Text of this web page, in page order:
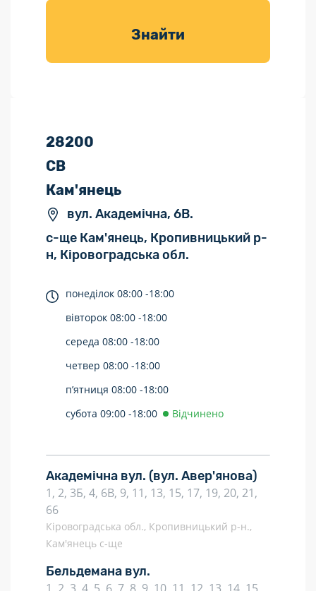
товарів для
Знайти
28200
СВ
Кам'янець
вул. Академічна, 6В.
с-ще Кам'янець, Кропивницький р-
н, Кіровоградська обл.
понеділок 08:00 -18:00
вівторок 08:00 -18:00
середа 08:00 -18:00
четвер 08:00 -18:00
п’ятниця 08:00 -18:00
субота 09:00 -18:00 Відчинено
Академічна вул. (вул. Авер'янова)
1, 2, 3Б, 4, 6В, 9, 11, 13, 15, 17, 19, 20, 21,
66
Кіровоградська обл., Кропивницький р-н.,
Кам'янець с-ще
Бельдемана вул.